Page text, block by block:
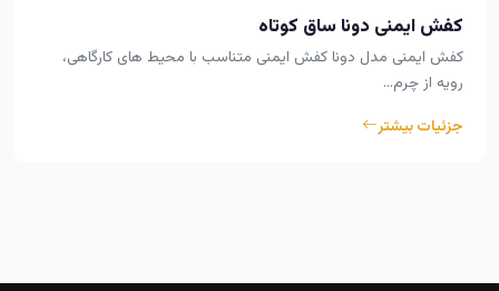
کفش ایمنی دونا ساق کوتاه
کفش ایمنی مدل دونا کفش ایمنی متناسب با محیط های کارگاهی،
رویه از چرم…
جزئیات بیشتر